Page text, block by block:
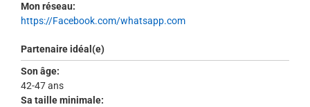
Mon réseau:
https://Facebook.com/whatsapp.com
Partenaire idéal(e)
Son âge:
42-47 ans
Sa taille minimale: